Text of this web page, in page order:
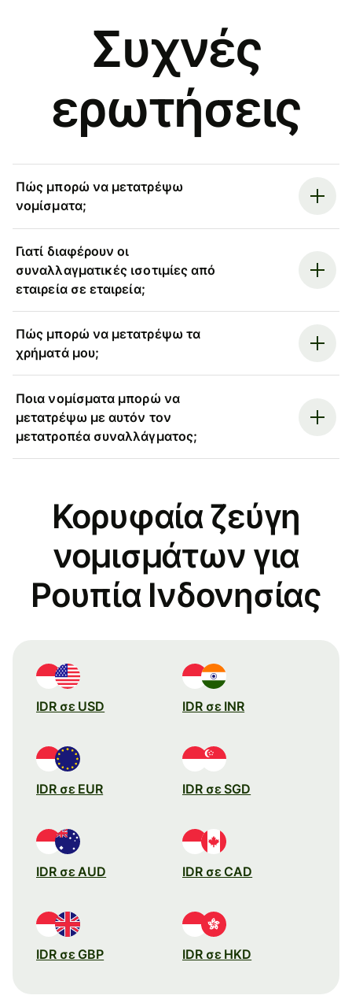
Συχνές
ερωτήσεις
Πώς μπορώ να μετατρέψω
νομίσματα;
Γιατί διαφέρουν οι
συναλλαγματικές ισοτιμίες από
εταιρεία σε εταιρεία;
Πώς μπορώ να μετατρέψω τα
χρήματά μου;
Ποια νομίσματα μπορώ να
μετατρέψω με αυτόν τον
μετατροπέα συναλλάγματος;
Κορυφαία ζεύγη
νομισμάτων για
Ρουπία Ινδονησίας
IDR σε USD IDR σε INR
IDR σε EUR IDR σε SGD
IDR σε AUD IDR σε CAD
IDR σε GBP IDR σε HKD